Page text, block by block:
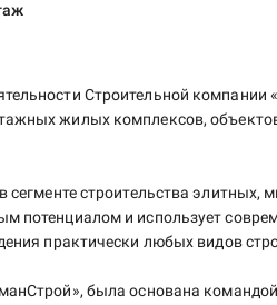
Строительной компании
жилых комплексов,
сегменте строительства
потенциалом и использует
практически любых видов
была основана